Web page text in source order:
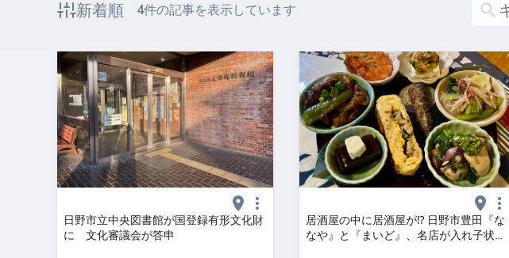
新着順 4件の記事を表示しています
日野市立中央図書館が国登録有形文化財
に 文化審議会が答申
居酒屋の中に居酒屋が⁉ 日野市豊田『な
なや』と『まいど』、名店が入れ子状に